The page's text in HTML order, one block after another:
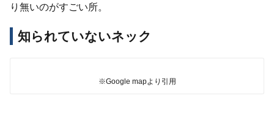
り無いのがすごい所。
知られていないネック
※Google mapより引用